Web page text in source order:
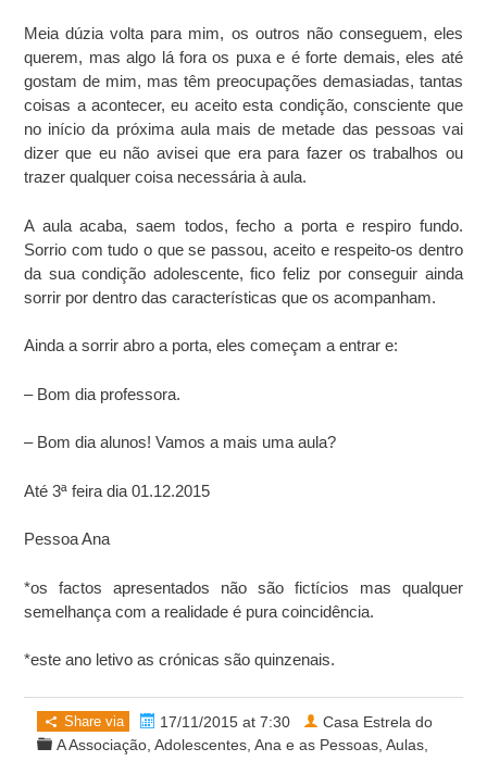
Meia dúzia volta para mim, os outros não conseguem, eles
querem, mas algo lá fora os puxa e é forte demais, eles até
gostam de mim, mas têm preocupações demasiadas, tantas
coisas a acontecer, eu aceito esta condição, consciente que
no início da próxima aula mais de metade das pessoas vai
dizer que eu não avisei que era para fazer os trabalhos ou
trazer qualquer coisa necessária à aula.
A aula acaba, saem todos, fecho a porta e respiro fundo.
Sorrio com tudo o que se passou, aceito e respeito-os dentro
da sua condição adolescente, fico feliz por conseguir ainda
sorrir por dentro das características que os acompanham.
Ainda a sorrir abro a porta, eles começam a entrar e:
– Bom dia professora.
– Bom dia alunos! Vamos a mais uma aula?
Até 3ª feira dia 01.12.2015
Pessoa Ana
*os factos apresentados não são fictícios mas qualquer
semelhança com a realidade é pura coincidência.
*este ano letivo as crónicas são quinzenais.
Share via
17/11/2015 at 7:30
A Associação ,Adolescentes ,Ana e as Pessoas ,Aulas
Casa Estrela do